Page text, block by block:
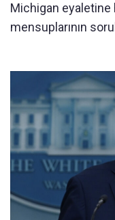
Michigan eyaletine
mensuplarının